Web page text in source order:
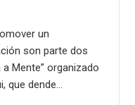
un
son parte dos
Mente” organizado
que dende…